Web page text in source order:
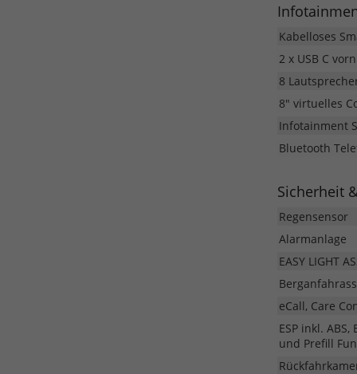
Kabelloses
2 x USB C
8
8" virtuelles
Infotainment
Bluetooth
Sicherheit
Regensensor
Alarmanlage
EASY LIGHT
eCall, Care
ESP inkl. ABS,
und Prefill